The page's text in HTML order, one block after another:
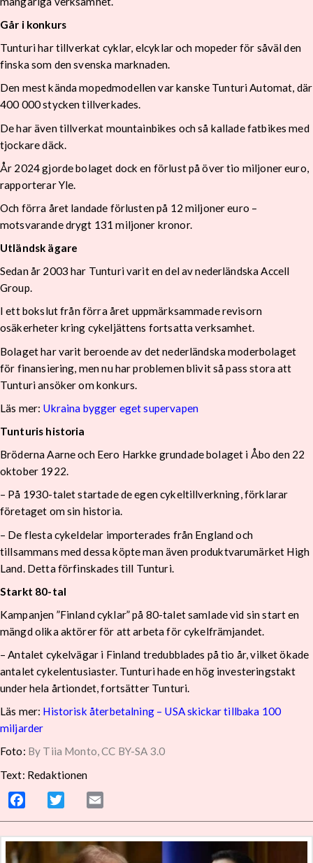
Går i konkurs
Tunturi har tillverkat cyklar, elcyklar och mopeder för såväl den
finska som den svenska marknaden.
Den mest kända mopedmodellen var kanske Tunturi Automat, där
400 000 stycken tillverkades.
De har även tillverkat mountainbikes och så kallade fatbikes med
tjockare däck.
År 2024 gjorde bolaget dock en förlust på över tio miljoner euro,
rapporterar Yle.
Och förra året landade förlusten på 12 miljoner euro –
motsvarande drygt 131 miljoner kronor.
Utländsk ägare
Sedan år 2003 har Tunturi varit en del av nederländska Accell
Group.
I ett bokslut från förra året uppmärksammade revisorn
osäkerheter kring cykeljättens fortsatta verksamhet.
Bolaget har varit beroende av det nederländska moderbolaget
för finansiering, men nu har problemen blivit så pass stora att
Tunturi ansöker om konkurs.
Läs mer: Ukraina bygger eget supervapen
Tunturis historia
Bröderna Aarne och Eero Harkke grundade bolaget i Åbo den 22
oktober 1922.
– På 1930-talet startade de egen cykeltillverkning, förklarar
företaget om sin historia.
– De flesta cykeldelar importerades från England och
tillsammans med dessa köpte man även produktvarumärket High
Land. Detta förfinskades till Tunturi.
Starkt 80-tal
Kampanjen ”Finland cyklar” på 80-talet samlade vid sin start en
mängd olika aktörer för att arbeta för cykelfrämjandet.
– Antalet cykelvägar i Finland tredubblades på tio år, vilket ökade
antalet cykelentusiaster. Tunturi hade en hög investeringstakt
under hela årtiondet, fortsätter Tunturi.
Läs mer: Historisk återbetalning – USA skickar tillbaka 100
miljarder
Foto: By Tiia Monto, CC BY-SA 3.0
Text: Redaktionen
Facebook Twitter